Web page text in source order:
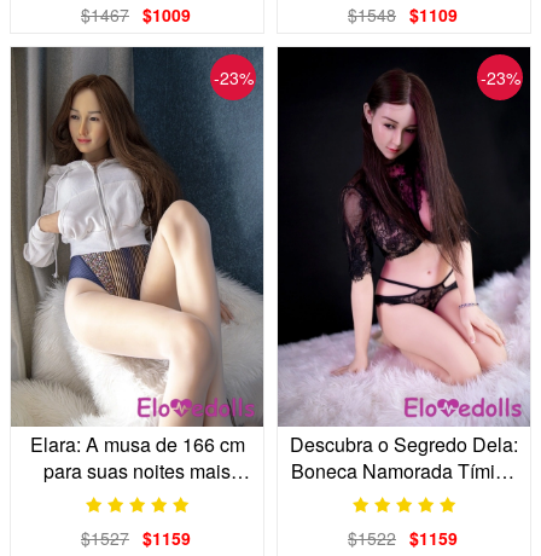
$1467 $1009 $1548 $1109
-23%
Elara: A musa de 166 cm
para suas noites mais
tranquilas.
$1527 $1159
-23%
Descubra o Segredo Dela:
Boneca Namorada Tímida
e Pequena de 1,65m em
$1522 $1159